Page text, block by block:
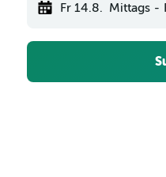
Fr 14.8. Mittags -